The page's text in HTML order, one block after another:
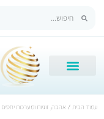
עמוד הבית / אהבה, זוגיות ומערכות יחסים